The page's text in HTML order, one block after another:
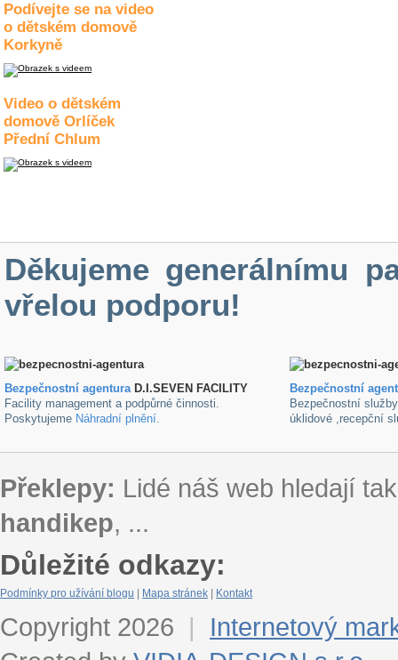
Podívejte se na video
o dětském domově
Korkyně
Video o dětském
domově Orlíček
Přední Chlum
Děkujeme generálnímu
vřelou podporu!
Bezpečnostní agenturaD.I.SEVEN FACILITY
Facility management a podpůrné činnosti.
Poskytujeme Náhradní plnění.
Bezpečnostní
Bezpečnostní
úklidové ,recepční
Překlepy: Lidé náš web hledají
handikep, ...
Důležité odkazy:
Podmínky pro užívání blogu Mapa stránek Kontakt
Copyright 2026 |
Internetový